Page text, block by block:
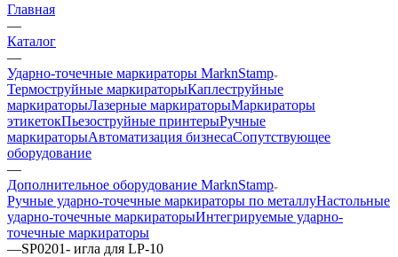
Главная
—
Каталог
—
Ударно-точечные маркираторы MarknStamp
Термоструйные маркираторыКаплеструйные
маркираторыЛазерные маркираторыМаркираторы
этикетокПьезоструйные принтерыРучные
маркираторыАвтоматизация бизнесаСопутствующее
оборудование
—
Дополнительное оборудование MarknStamp
Ручные ударно-точечные маркираторы по металлуНастольные
ударно-точечные маркираторыИнтегрируемые ударно-
точечные маркираторы
—SP0201- игла для LP-10